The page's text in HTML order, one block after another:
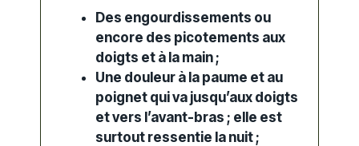
Des engourdissements ou
encore des picotements aux
doigts et à la main ;
Une douleur à la paume et au
poignet qui va jusqu’aux doigts
et vers l’avant-bras ; elle est
surtout ressentie la nuit ;